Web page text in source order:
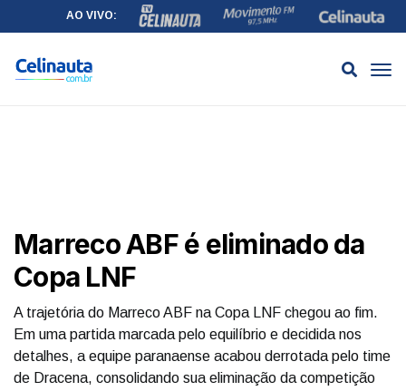
AO VIVO:
Marreco ABF é eliminado da
Copa LNF
A trajetória do Marreco ABF na Copa LNF chegou ao fim.
Em uma partida marcada pelo equilíbrio e decidida nos
detalhes, a equipe paranaense acabou derrotada pelo time
de Dracena, consolidando sua eliminação da competição